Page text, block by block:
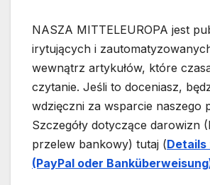
NASZA MITTELEUROPA jest
irytujących i
wewnątrz artykułów, które
czytanie. Jeśli to doceniasz,
wdzięczni za wsparcie naszego
Szczegóły dotyczące darowizn
przelew bankowy) tutaj (Details
(PayPal oder